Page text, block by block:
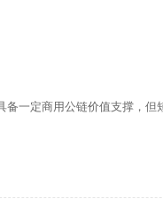
备一定商用公链价值支撑，但